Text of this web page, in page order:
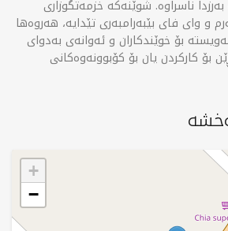
ناسراوە. شوێنەکە خزمەتگوزاری
و وای فای بێبەرامبەری تێدایە، هەروەها
بۆ خوێندکاران و ئەوانەی بەدوای
بۆ کارکردن یان بۆ کۆبوونەوەکانی
+
−